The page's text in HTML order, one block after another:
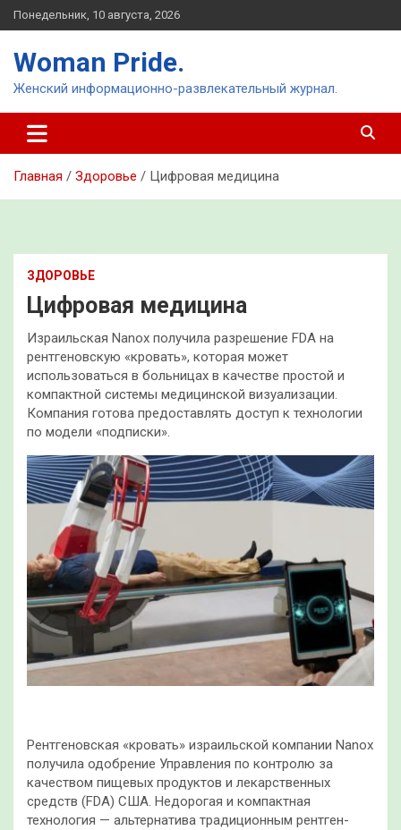
Перейти
к
Понедельник, 10 августа, 2026
Woman Pride.
Женский информационно-развлекательный журнал.
Главная Здоровье Цифровая медицина
ЗДОРОВЬЕ
Цифровая медицина
Израильская Nanox получила разрешение FDA на
рентгеновскую «кровать», которая может
использоваться в больницах в качестве простой и
компактной системы медицинской визуализации.
Компания готова предоставлять доступ к технологии
по модели «подписки».
Рентгеновская «кровать» израильской компании Nanox
получила одобрение Управления по контролю за
качеством пищевых продуктов и лекарственных
средств (FDA) США. Недорогая и компактная
технология — альтернатива традиционным рентген-